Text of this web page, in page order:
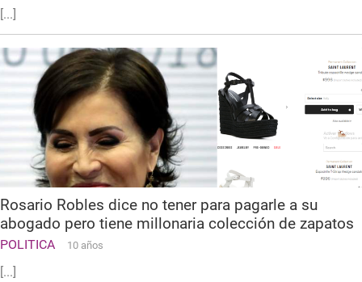
[...]
Rosario Robles dice no tener para pagarle a su
abogado pero tiene millonaria colección de zapatos
POLITICA 10 años
[...]